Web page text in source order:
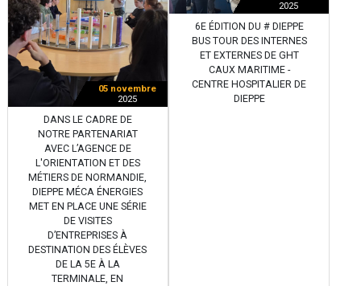
05 novembre
2025
DANS LE CADRE DE
NOTRE PARTENARIAT
AVEC L’AGENCE DE
L'ORIENTATION ET DES
MÉTIERS DE NORMANDIE,
DIEPPE MÉCA ÉNERGIES
MET EN PLACE UNE SÉRIE
DE VISITES
D’ENTREPRISES À
DESTINATION DES ÉLÈVES
DE LA 5E À LA
TERMINALE, EN
2025
6E ÉDITION DU # DIEPPE
BUS TOUR DES INTERNES
ET EXTERNES DE GHT
CAUX MARITIME -
CENTRE HOSPITALIER DE
DIEPPE